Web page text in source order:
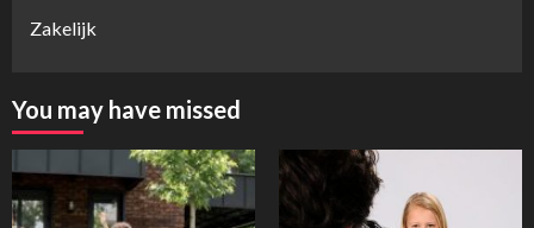
Zakelijk
You may have missed